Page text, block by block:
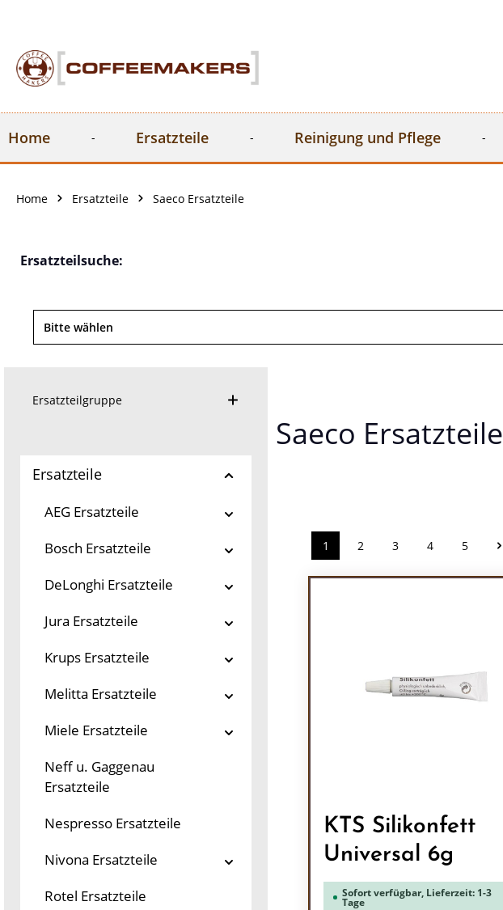
Home Ersatzteile Reinigung und Pflege
Home Ersatzteile Saeco Ersatzteile
Ersatzteilsuche:
Ersatzteilgruppe
Ersatzteile
AEG Ersatzteile
Bosch Ersatzteile
DeLonghi Ersatzteile
Jura Ersatzteile
Krups Ersatzteile
Melitta Ersatzteile
Miele Ersatzteile
Neff u. Gaggenau
Ersatzteile
Nespresso Ersatzteile
Nivona Ersatzteile
Rotel Ersatzteile
Saeco Ersatzteile
Seite
1 Seite
2 Seite
3 Seite
4 Seite
5
KTS Silikonfett
Universal 6g
Sofort verfügbar, Lieferzeit: 1-3
Tage